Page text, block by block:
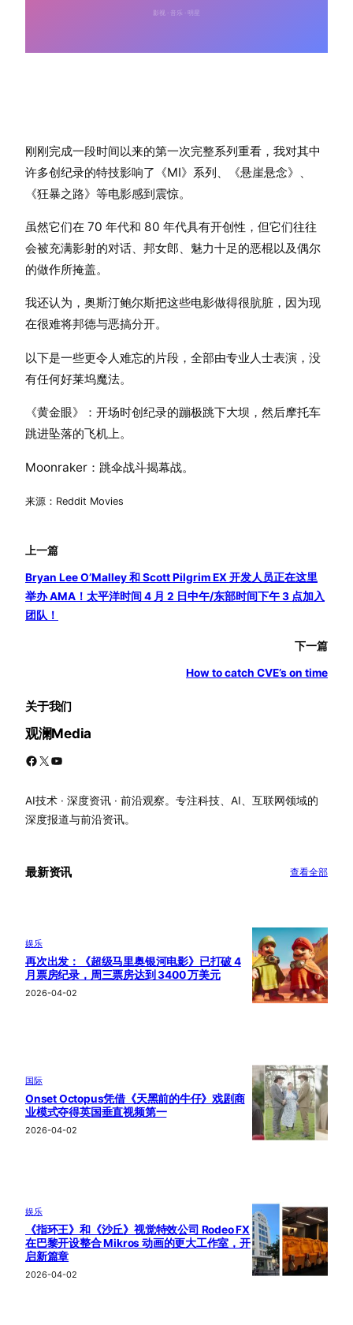
刚刚完成一段时间以来的第一次完整系列重看，我对其中
许多创纪录的特技影响了《MI》系列、《悬崖悬念》、
《狂暴之路》等电影感到震惊。
虽然它们在 70 年代和 80 年代具有开创性，但它们往往
会被充满影射的对话、邦女郎、魅力十足的恶棍以及偶尔
的做作所掩盖。
我还认为，奥斯汀鲍尔斯把这些电影做得很肮脏，因为现
在很难将邦德与恶搞分开。
以下是一些更令人难忘的片段，全部由专业人士表演，没
有任何好莱坞魔法。
《黄金眼》：开场时创纪录的蹦极跳下大坝，然后摩托车
跳进坠落的飞机上。
Moonraker：跳伞战斗揭幕战。
来源：Reddit Movies
上一篇
Bryan Lee O’Malley 和 Scott Pilgrim EX 开发人员正在这里
举办 AMA！太平洋时间 4 月 2 日中午/东部时间下午 3 点加入
团队！
下一篇
How to catch CVE’s on time
关于我们
观澜Media
Facebook X YouTube
AI技术 · 深度资讯 · 前沿观察。专注科技、AI、互联网领域的
深度报道与前沿资讯。
最新资讯 查看全部
娱乐
再次出发：《超级马里奥银河电影》已打破 4
月票房纪录，周三票房达到 3400 万美元
2026-04-02
国际
Onset Octopus凭借《天黑前的牛仔》戏剧商
业模式夺得英国垂直视频第一
2026-04-02
娱乐
《指环王》和《沙丘》视觉特效公司 Rodeo FX
在巴黎开设整合 Mikros 动画的更大工作室，开
启新篇章
2026-04-02